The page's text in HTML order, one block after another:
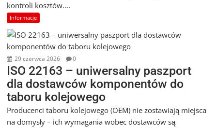
kontroli kosztów....
Informacje
29 czerwca 2026 0
ISO 22163 – uniwersalny paszport
dla dostawców komponentów do
taboru kolejowego
Producenci taboru kolejowego (OEM) nie zostawiają miejsca
na domysły – ich wymagania wobec dostawców są